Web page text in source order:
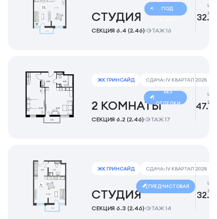
СТУДИЯ
СЕКЦИЯ 6.4 (2.46) ЭТАЖ 16
ПОД
ЖК ГРИНСАЙД СДАЧА: IV КВАРТАЛ 2028
2 КОМНАТЫ
СЕКЦИЯ 6.2 (2.46) ЭТАЖ 17
БЕЗ
ОТДЕЛКИ
ЖК ГРИНСАЙД СДАЧА: IV КВАРТАЛ 2028
СТУДИЯ
СЕКЦИЯ 6.3 (2.46) ЭТАЖ 14
ПРЕДЧИСТОВАЯ